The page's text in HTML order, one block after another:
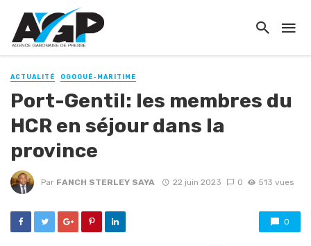
ACTUALITÉ OGOOUÉ-MARITIME
Port-Gentil: les membres du
HCR en séjour dans la
province
Par FANCH STERLEY SAYA 22 juin 2023 0 513 vues
0